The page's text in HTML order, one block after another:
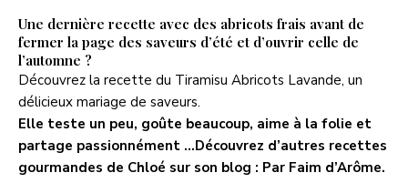
Une dernière recette avec des abricots frais avant de
fermer la page des saveurs d’été et d’ouvrir celle de
l’automne ?
Découvrez la recette du Tiramisu Abricots Lavande, un
délicieux mariage de saveurs.
Elle teste un peu, goûte beaucoup, aime à la folie et
partage passionnément …Découvrez d’autres recettes
gourmandes de Chloé sur son blog : Par Faim d’Arôme.